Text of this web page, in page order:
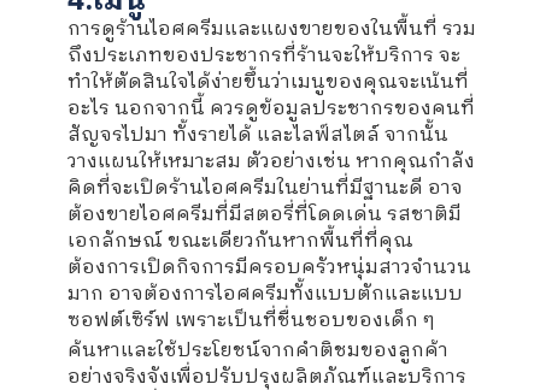
การดูร้านไอศครีมและแผงขายของในพื้นที่ รวม
ถึงประเภทของประชากรที่ร้านจะให้บริการ จะ
ทำให้ตัดสินใจได้ง่ายขึ้นว่าเมนูของคุณจะเน้นที่
อะไร นอกจากนี้ ควรดูข้อมูลประชากรของคนที่
สัญจรไปมา ทั้งรายได้ และไลฟ์สไตล์ จากนั้น
วางแผนให้เหมาะสม ตัวอย่างเช่น หากคุณกำลัง
คิดที่จะเปิดร้านไอศครีมในย่านที่มีฐานะดี อาจ
ต้องขายไอศครีมที่มีสตอรี่ที่โดดเด่น รสชาติมี
เอกลักษณ์ ขณะเดียวกันหากพื้นที่ที่คุณ
ต้องการเปิดกิจการมีครอบครัวหนุ่มสาวจำนวน
มาก อาจต้องการไอศครีมทั้งแบบตักและแบบ
ซอฟต์เซิร์ฟ เพราะเป็นที่ชื่นชอบของเด็ก ๆ
ค้นหาและใช้ประโยชน์จากคำติชมของลูกค้า
อย่างจริงจังเพื่อปรับปรุงผลิตภัณฑ์และบริการ